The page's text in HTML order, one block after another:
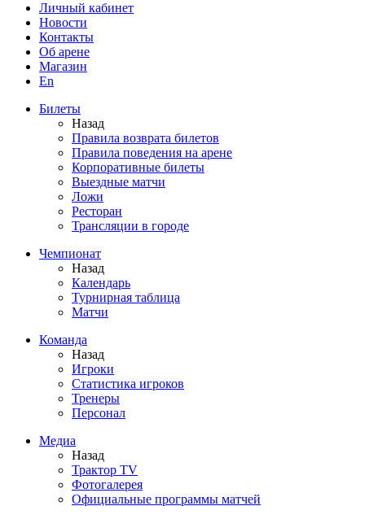
Личный кабинет
Новости
Контакты
Об арене
Магазин
En
Билеты
Назад
Правила возврата билетов
Правила поведения на арене
Корпоративные билеты
Выездные матчи
Ложи
Ресторан
Трансляции в городе
Чемпионат
Назад
Календарь
Турнирная таблица
Матчи
Команда
Назад
Игроки
Статистика игроков
Тренеры
Персонал
Медиа
Назад
Трактор TV
Фотогалерея
Официальные программы матчей